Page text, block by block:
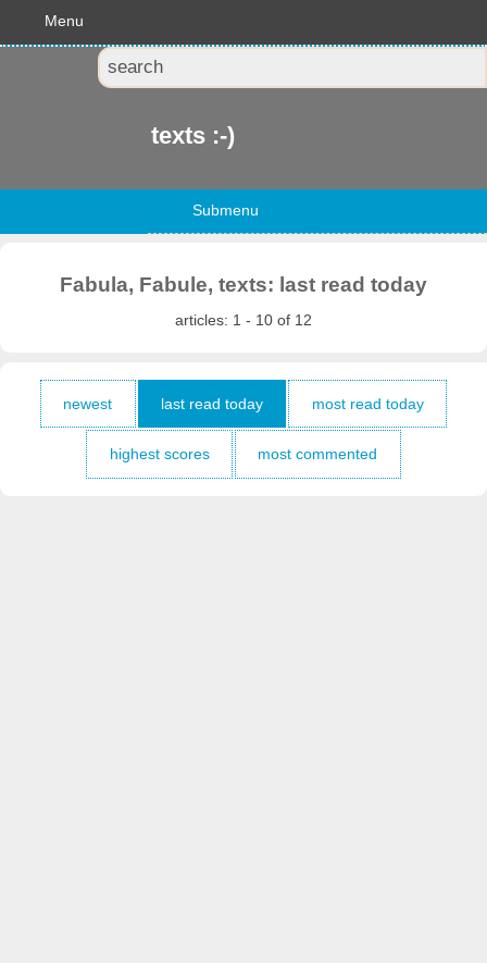
Menu
texts :-)
Submenu
Fabula, Fabule, texts: last read today
articles: 1 - 10 of 12
newest last read today most read today
highest scores most commented